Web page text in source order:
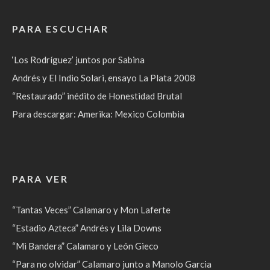
PARA ESCUCHAR
‘Los Rodríguez’ juntos por Sabina
Andrés y El Indio Solari, ensayo La Plata 2008
“Restaurado” inédito de Honestidad Brutal
Para descargar: Amerika: Mexico Colombia
PARA VER
“Tantas Veces” Calamaro y Mon Laferte
“Estadio Azteca” Andrés y Lila Downs
“Mi Bandera” Calamaro y León Gieco
“Para no olvidar” Calamaro junto a Manolo Garcia